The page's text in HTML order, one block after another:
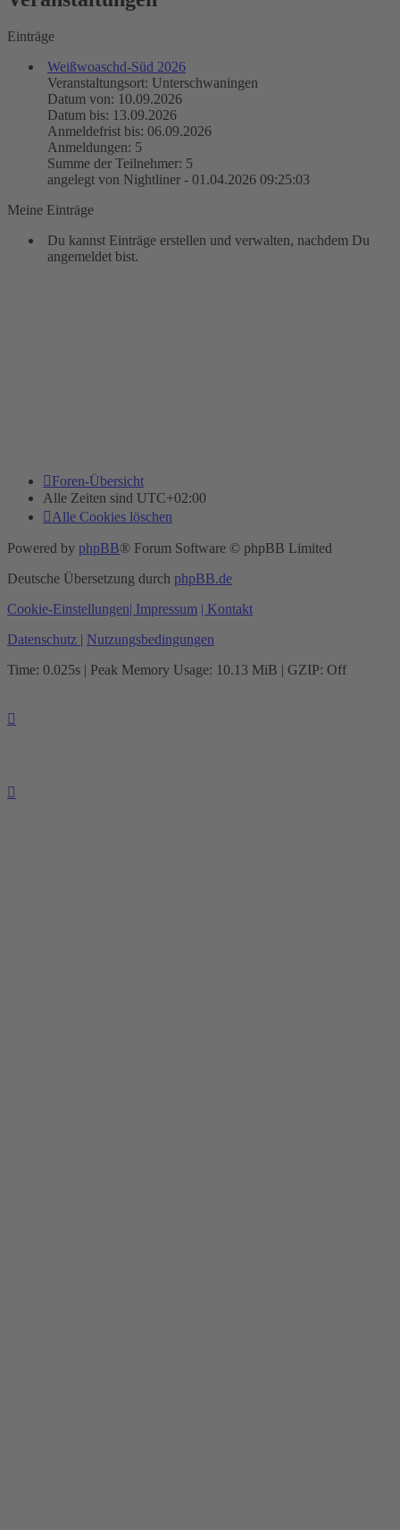
Einträge
Weißwoaschd-Süd 2026
Veranstaltungsort: Unterschwaningen
Datum von: 10.09.2026
Datum bis: 13.09.2026
Anmeldefrist bis: 06.09.2026
Anmeldungen: 5
Summe der Teilnehmer: 5
angelegt von Nightliner - 01.04.2026 09:25:03
Meine Einträge
Du kannst Einträge erstellen und verwalten, nachdem Du
angemeldet bist.
Foren-Übersicht
Alle Zeiten sind UTC+02:00
Alle Cookies löschen
Powered by phpBB® Forum Software © phpBB Limited
Deutsche Übersetzung durch phpBB.de
Cookie-Einstellungen| Impressum | Kontakt
Datenschutz | Nutzungsbedingungen
Time: 0.025s | Peak Memory Usage: 10.13 MiB | GZIP: Off